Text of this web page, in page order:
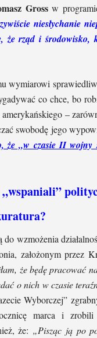
Grossw
niesłychanie
rząd i środowisko,
wymiarowi
co chce, bo
–
swobodę jego
że „w czasie II
do wzmożenia
założonym przez
że będę pracować
o nich w czasie
Wyborczej”
marca i zrobili
że: „Pisząc ją po